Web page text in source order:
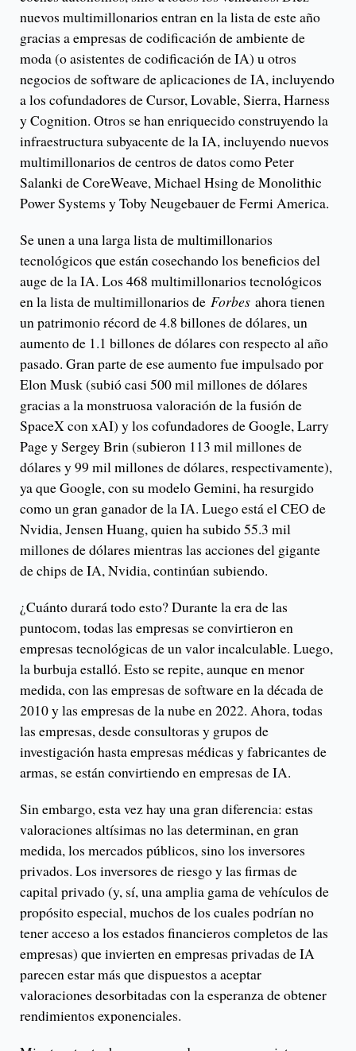
nuevos multimillonarios entran en la lista de este año
gracias a empresas de codificación de ambiente de
moda (o asistentes de codificación de IA) u otros
negocios de software de aplicaciones de IA, incluyendo
a los cofundadores de Cursor, Lovable, Sierra, Harness
y Cognition. Otros se han enriquecido construyendo la
infraestructura subyacente de la IA, incluyendo nuevos
multimillonarios de centros de datos como Peter
Salanki de CoreWeave, Michael Hsing de Monolithic
Power Systems y Toby Neugebauer de Fermi America.
Se unen a una larga lista de multimillonarios
tecnológicos que están cosechando los beneficios del
auge de la IA. Los 468 multimillonarios tecnológicos
en la lista de multimillonarios de Forbes ahora tienen
un patrimonio récord de 4.8 billones de dólares, un
aumento de 1.1 billones de dólares con respecto al año
pasado. Gran parte de ese aumento fue impulsado por
Elon Musk (subió casi 500 mil millones de dólares
gracias a la monstruosa valoración de la fusión de
SpaceX con xAI) y los cofundadores de Google, Larry
Page y Sergey Brin (subieron 113 mil millones de
dólares y 99 mil millones de dólares, respectivamente),
ya que Google, con su modelo Gemini, ha resurgido
como un gran ganador de la IA. Luego está el CEO de
Nvidia, Jensen Huang, quien ha subido 55.3 mil
millones de dólares mientras las acciones del gigante
de chips de IA, Nvidia, continúan subiendo.
¿Cuánto durará todo esto? Durante la era de las
puntocom, todas las empresas se convirtieron en
empresas tecnológicas de un valor incalculable. Luego,
la burbuja estalló. Esto se repite, aunque en menor
medida, con las empresas de software en la década de
2010 y las empresas de la nube en 2022. Ahora, todas
las empresas, desde consultoras y grupos de
investigación hasta empresas médicas y fabricantes de
armas, se están convirtiendo en empresas de IA.
Sin embargo, esta vez hay una gran diferencia: estas
valoraciones altísimas no las determinan, en gran
medida, los mercados públicos, sino los inversores
privados. Los inversores de riesgo y las firmas de
capital privado (y, sí, una amplia gama de vehículos de
propósito especial, muchos de los cuales podrían no
tener acceso a los estados financieros completos de las
empresas) que invierten en empresas privadas de IA
parecen estar más que dispuestos a aceptar
valoraciones desorbitadas con la esperanza de obtener
rendimientos exponenciales.